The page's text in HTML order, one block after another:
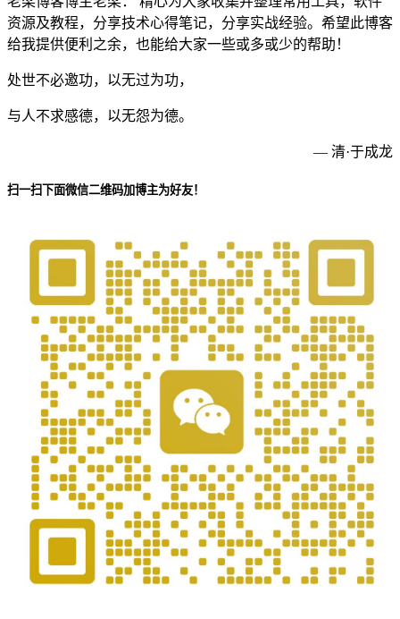
资源及教程，分享技术心得笔记，分享实战经验。希望此博客
给我提供便利之余，也能给大家一些或多或少的帮助！
处世不必邀功，以无过为功，
与人不求感德，以无怨为德。
— 清·于成龙
扫一扫下面微信二维码加博主为好友！